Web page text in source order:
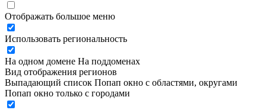
Отображать большое меню
Использовать региональность
На одном домене На поддоменах
Вид отображения регионов
Выпадающий список Попап окно c областями, округами
Попап окно только с городами